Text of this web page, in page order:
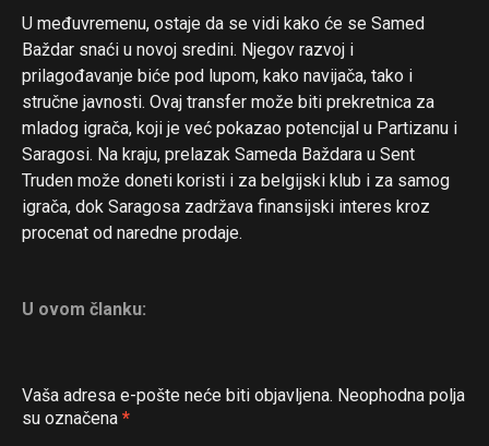
U međuvremenu, ostaje da se vidi kako će se Samed
Baždar snaći u novoj sredini. Njegov razvoj i
prilagođavanje biće pod lupom, kako navijača, tako i
stručne javnosti. Ovaj transfer može biti prekretnica za
mladog igrača, koji je već pokazao potencijal u Partizanu i
Saragosi. Na kraju, prelazak Sameda Baždara u Sent
Truden može doneti koristi i za belgijski klub i za samog
igrača, dok Saragosa zadržava finansijski interes kroz
procenat od naredne prodaje.
U ovom članku:
Vaša adresa e-pošte neće biti objavljena. Neophodna polja
su označena *